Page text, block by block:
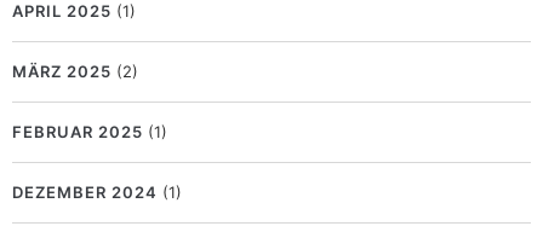
APRIL 2025 (1)
MÄRZ 2025 (2)
FEBRUAR 2025 (1)
DEZEMBER 2024 (1)